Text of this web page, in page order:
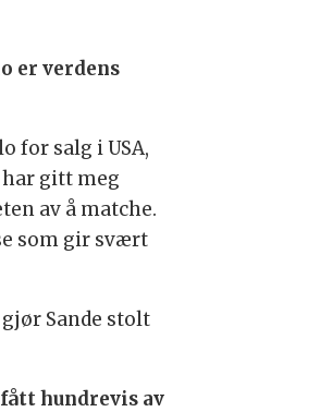
er verdens
for salg i USA,
gitt meg
av å matche.
som gir svært
Sande stolt
hundrevis av